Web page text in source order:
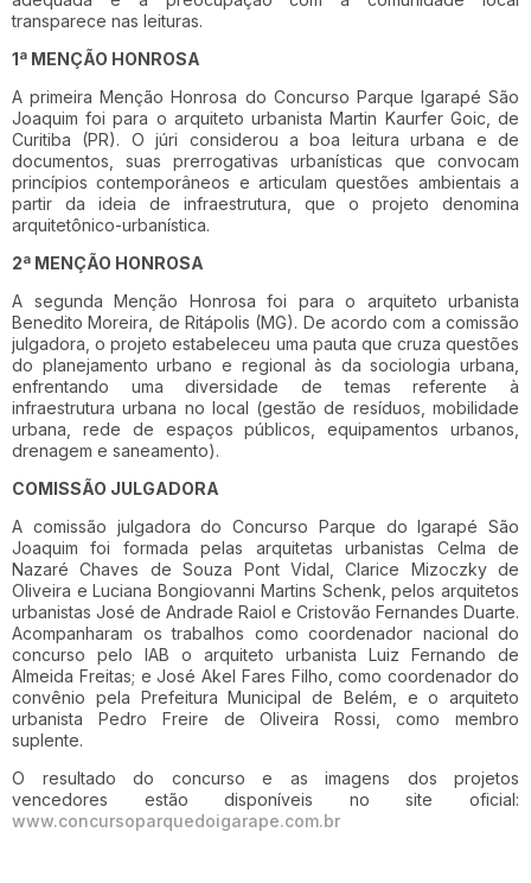
transparece nas leituras.
1ª MENÇÃO HONROSA
A primeira Menção Honrosa do Concurso Parque Igarapé São
Joaquim foi para o arquiteto urbanista Martin Kaurfer Goic, de
Curitiba (PR). O júri considerou a boa leitura urbana e de
documentos, suas prerrogativas urbanísticas que convocam
princípios contemporâneos e articulam questões ambientais a
partir da ideia de infraestrutura, que o projeto denomina
arquitetônico-urbanística.
2ª MENÇÃO HONROSA
A segunda Menção Honrosa foi para o arquiteto urbanista
Benedito Moreira, de Ritápolis (MG). De acordo com a comissão
julgadora, o projeto estabeleceu uma pauta que cruza questões
do planejamento urbano e regional às da sociologia urbana,
enfrentando uma diversidade de temas referente à
infraestrutura urbana no local (gestão de resíduos, mobilidade
urbana, rede de espaços públicos, equipamentos urbanos,
drenagem e saneamento).
COMISSÃO JULGADORA
A comissão julgadora do Concurso Parque do Igarapé São
Joaquim foi formada pelas arquitetas urbanistas Celma de
Nazaré Chaves de Souza Pont Vidal, Clarice Mizoczky de
Oliveira e Luciana Bongiovanni Martins Schenk, pelos arquitetos
urbanistas José de Andrade Raiol e Cristovão Fernandes Duarte.
Acompanharam os trabalhos como coordenador nacional do
concurso pelo IAB o arquiteto urbanista Luiz Fernando de
Almeida Freitas; e José Akel Fares Filho, como coordenador do
convênio pela Prefeitura Municipal de Belém, e o arquiteto
urbanista Pedro Freire de Oliveira Rossi, como membro
suplente.
O resultado do concurso e as imagens dos projetos
vencedores estão disponíveis no site oficial:
www.concursoparquedoigarape.com.br